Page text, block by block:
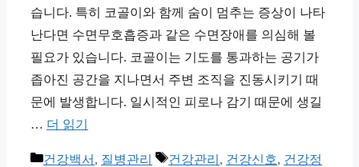
습니다. 특히 코골이와 함께 숨이 멈추는 증상이 나타
난다면 수면무호흡증과 같은 수면장애를 의심해 볼
필요가 있습니다. 코골이는 기도를 통과하는 공기가
좁아진 공간을 지나면서 주변 조직을 진동시키기 때
문에 발생합니다. 일시적인 피로나 감기 때문에 생길
… 더 읽기
카
건강백서 , 질병관리
태
건강관리 , 건강신호, 건강정